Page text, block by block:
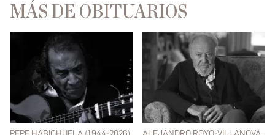
MÁS DE OBITUARIOS